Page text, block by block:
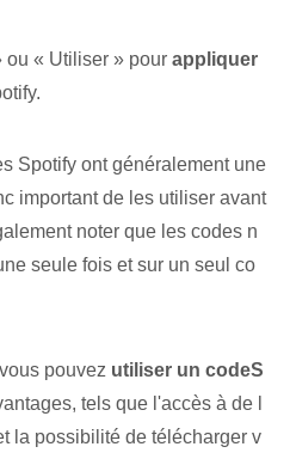
ou « Utiliser » pour appliquer
Spotify ont généralement une
important de les utiliser avant
noter que les codes n
seule fois et sur un seul co
pouvez utiliser un code‌S
tels que l'accès à de l
la possibilité de télécharger v